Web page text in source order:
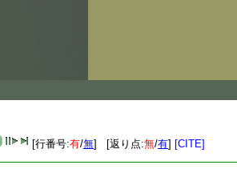
[行番号:有/無] [返り点:無/有] [CITE]